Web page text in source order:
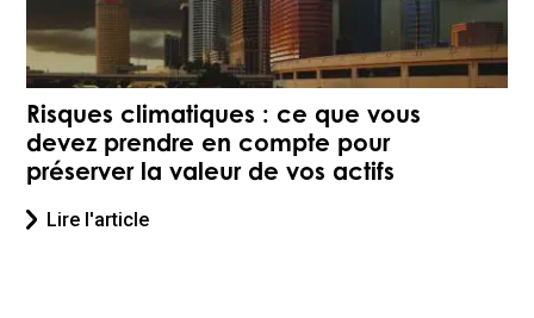
Risques climatiques : ce que vous
devez prendre en compte pour
préserver la valeur de vos actifs
Lire l'article